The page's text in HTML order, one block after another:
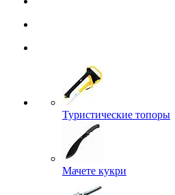
Туристические топоры
Мачете кукри